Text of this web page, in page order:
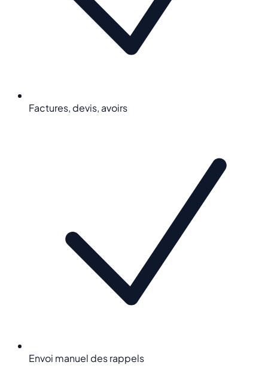
Factures, devis, avoirs
Envoi manuel des rappels